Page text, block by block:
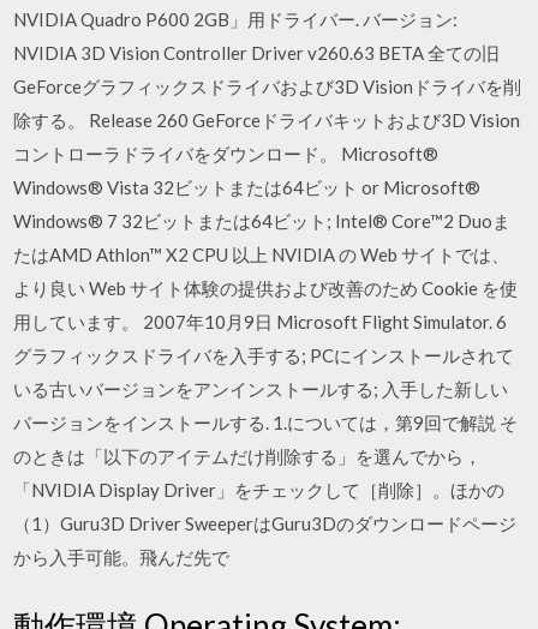
NVIDIA Quadro P600 2GB」用ドライバー. バージョン:
NVIDIA 3D Vision Controller Driver v260.63 BETA 全ての旧
GeForceグラフィックスドライバおよび3D Visionドライバを削
除する。 Release 260 GeForceドライバキットおよび3D Vision
コントローラドライバをダウンロード。 Microsoft®
Windows® Vista 32ビットまたは64ビット or Microsoft®
Windows® 7 32ビットまたは64ビット; Intel® Core™2 Duoま
たはAMD Athlon™ X2 CPU 以上 NVIDIA の Web サイトでは、
より良い Web サイト体験の提供および改善のため Cookie を使
用しています。 2007年10月9日 Microsoft Flight Simulator. 6
グラフィックスドライバを入手する; PCにインストールされて
いる古いバージョンをアンインストールする; 入手した新しい
バージョンをインストールする. 1.については，第9回で解説 そ
のときは「以下のアイテムだけ削除する」を選んでから，
「NVIDIA Display Driver」をチェックして［削除］。ほかの
（1）Guru3D Driver SweeperはGuru3Dのダウンロードページ
から入手可能。飛んだ先で